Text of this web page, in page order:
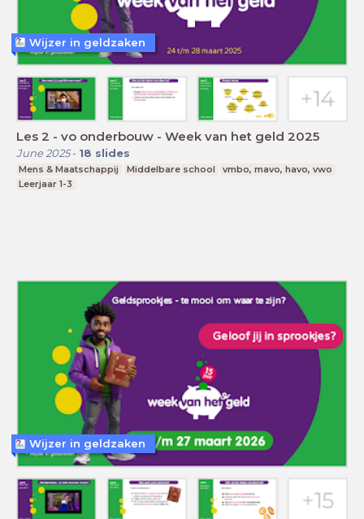
Les 2 - vo onderbouw - Week van het geld 2025
June 2025- 18 slides
Mens & Maatschappij Middelbare school
vmbo, mavo, havo, vwo
Leerjaar 1-3
Wijzer in geldzaken
Wijzer in geldzaken